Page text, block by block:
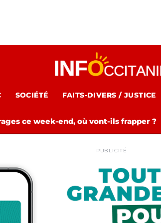
SOCIÉTÉ FAITS-DIVERS / JUSTICE
ce week-end, où vont-ils frapper ?
PUBLICITÉ